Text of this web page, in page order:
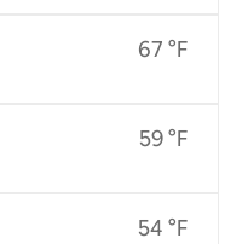
67 °F
59 °F
54 °F